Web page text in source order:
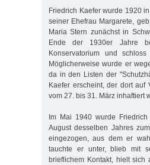
Friedrich Kaefer wurde 1920
seiner Ehefrau Margarete,
Maria Stern zunächst in
Ende der 1930er Jahre
Konservatorium und
Möglicherweise wurde er
da in den Listen der
Kaefer erscheint, der dort auf
vom 27. bis 31. März inhaftiert
Im Mai 1940 wurde
August desselben Jahres
eingezogen, aus dem er
tauchte er unter, blieb mit
brieflichem Kontakt, hielt